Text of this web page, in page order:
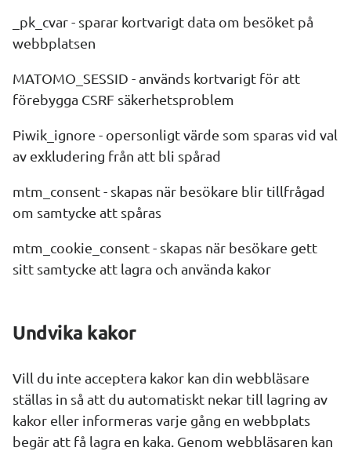
_pk_cvar - sparar kortvarigt data om besöket på
webbplatsen
MATOMO_SESSID - används kortvarigt för att
förebygga CSRF säkerhetsproblem
Piwik_ ignore - opersonligt värde som sparas vid val
av exkludering från att bli spårad
mtm_ consent - skapas när besökare blir tillfrågad
om samtycke att spåras
mtm_ cookie consent - skapas när besökare gett
sitt samtycke att lagra och använda kakor
Undvika kakor
Vill du inte acceptera kakor kan din webbläsare
ställas in så att du automatiskt nekar till lagring av
kakor eller informeras varje gång en webbplats
begär att få lagra en kaka. Genom webbläsaren kan